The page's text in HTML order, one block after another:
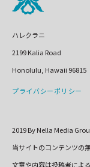
ハレクラニ
2199 Kalia Road
Honolulu, Hawaii 96815
プライバシーポリシー
2019 By Nella Media
当サイトのコンテンツの
文章や内容は投稿者によ